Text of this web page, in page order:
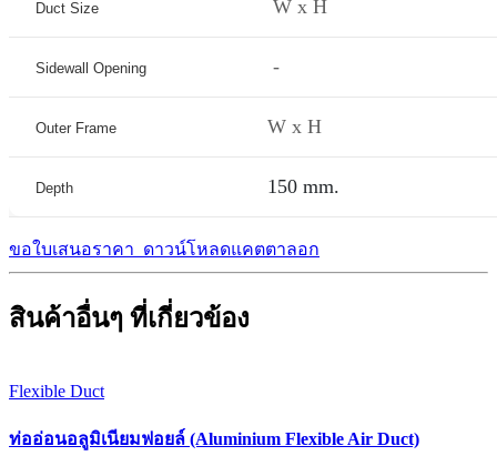
Duct Size W x H
Sidewall Opening -
Outer Frame W x H
Depth 150 mm.
ขอใบเสนอราคา ดาวน์โหลดแคตตาลอก
สินค้าอื่นๆ ที่เกี่ยวข้อง
Flexible Duct
ท่ออ่อนอลูมิเนียมฟอยล์ (Aluminium Flexible Air Duct)